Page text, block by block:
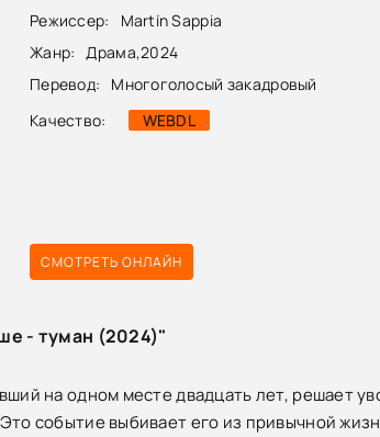
Режиссер:
Martín Sappia
Жанр:
Драма,2024
Перевод:
Многоголосый закадровый
Качество:
WEBDL
СМОТРЕТЬ ОНЛАЙН
- туман (2024)"
на одном месте двадцать лет, решает
событие выбивает его из привычной